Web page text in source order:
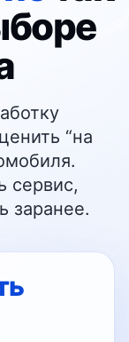
“на
сервис,
заранее.